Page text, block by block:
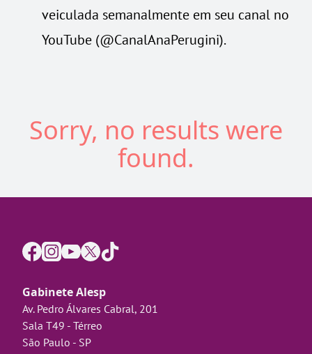
veiculada semanalmente em seu canal no
YouTube (@CanalAnaPerugini).
Sorry, no results were
found.
Gabinete Alesp
Av. Pedro Álvares Cabral, 201
Sala T49 - Térreo
São Paulo - SP